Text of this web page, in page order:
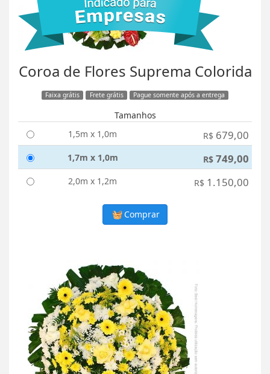
Coroa de Flores Suprema Colorida
Faixa grátis Frete grátis Pague somente após a entrega
Tamanhos
1,5m x 1,0m
R$ 679,00
1,7m x 1,0m R$ 749,00
2,0m x 1,2m R$ 1.150,00
Comprar